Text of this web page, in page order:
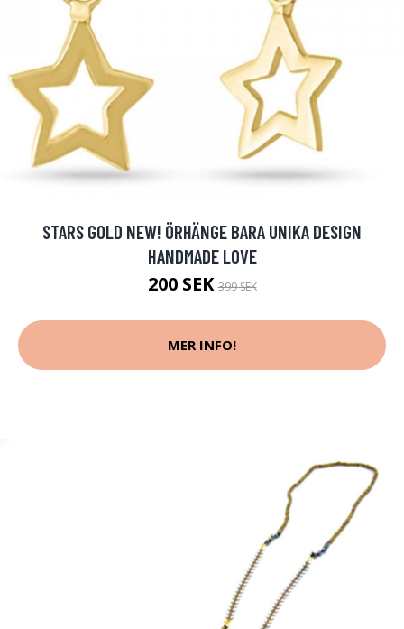
STARS GOLD NEW! ÖRHÄNGE BARA UNIKA DESIGN
HANDMADE LOVE
200 SEK399 SEK
MER INFO!